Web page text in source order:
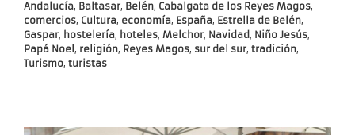
Andalucía, Baltasar, Belén, Cabalgata de los Reyes Magos,
comercios, Cultura, economía, España, Estrella de Belén,
Gaspar, hostelería, hoteles, Melchor, Navidad, Niño Jesús,
Papá Noel , religión, Reyes Magos, sur del sur, tradición,
Turismo, turistas